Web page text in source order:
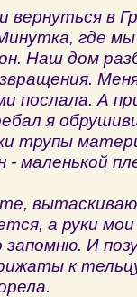
вернуться в
где
Наш дом
послала. А
я
трупы
- маленькой
а руки
запомню. И
к